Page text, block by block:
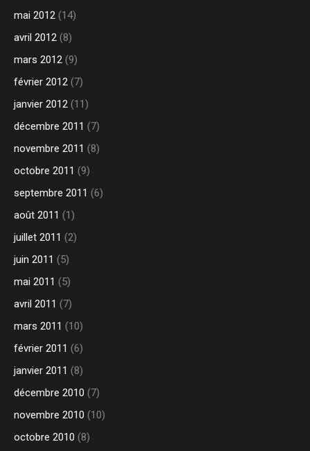
mai 2012 (14)
avril 2012 (8)
mars 2012 (9)
février 2012 (7)
janvier 2012 (11)
décembre 2011 (7)
novembre 2011 (8)
octobre 2011 (9)
septembre 2011 (6)
août 2011 (1)
juillet 2011 (2)
juin 2011 (5)
mai 2011 (5)
avril 2011 (7)
mars 2011 (10)
février 2011 (6)
janvier 2011 (8)
décembre 2010 (7)
novembre 2010 (10)
octobre 2010 (8)